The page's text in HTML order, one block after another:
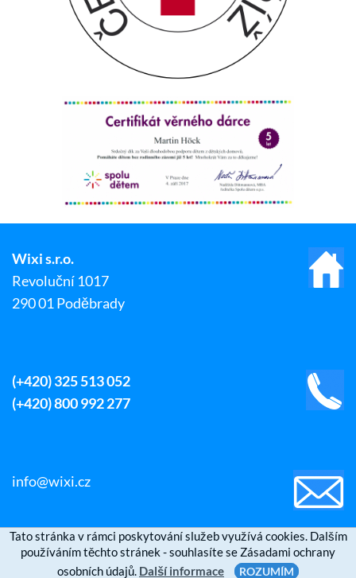
Wixi s.r.o.
Revoluční 1017
290 01 Poděbrady
(+420) 325 513 052
(+420) 800 992 277
info@wixi.cz
Tato stránka v rámci poskytování služeb využívá cookies. Dalším
používáním těchto stránek - souhlasíte se Zásadami ochrany
osobních údajů. Další informace ROZUMÍM